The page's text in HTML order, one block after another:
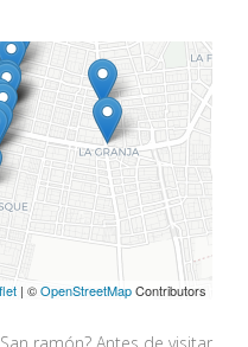
| ©OpenStreetMapContributors